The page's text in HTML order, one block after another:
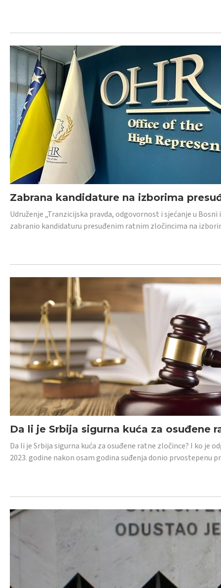
Zabrana kandidature na izborima
Udruženje „Tranzicijska pravda, odgovornost i sjećanje u
zabranio kandidaturu presuđenim ratnim zločincima na
Da li je Srbija sigurna kuća za osuđene
Da li je Srbija sigurna kuća za osuđene ratne zločince? I ko je
2023. godine nakon osam godina suđenja donio prvostepenu